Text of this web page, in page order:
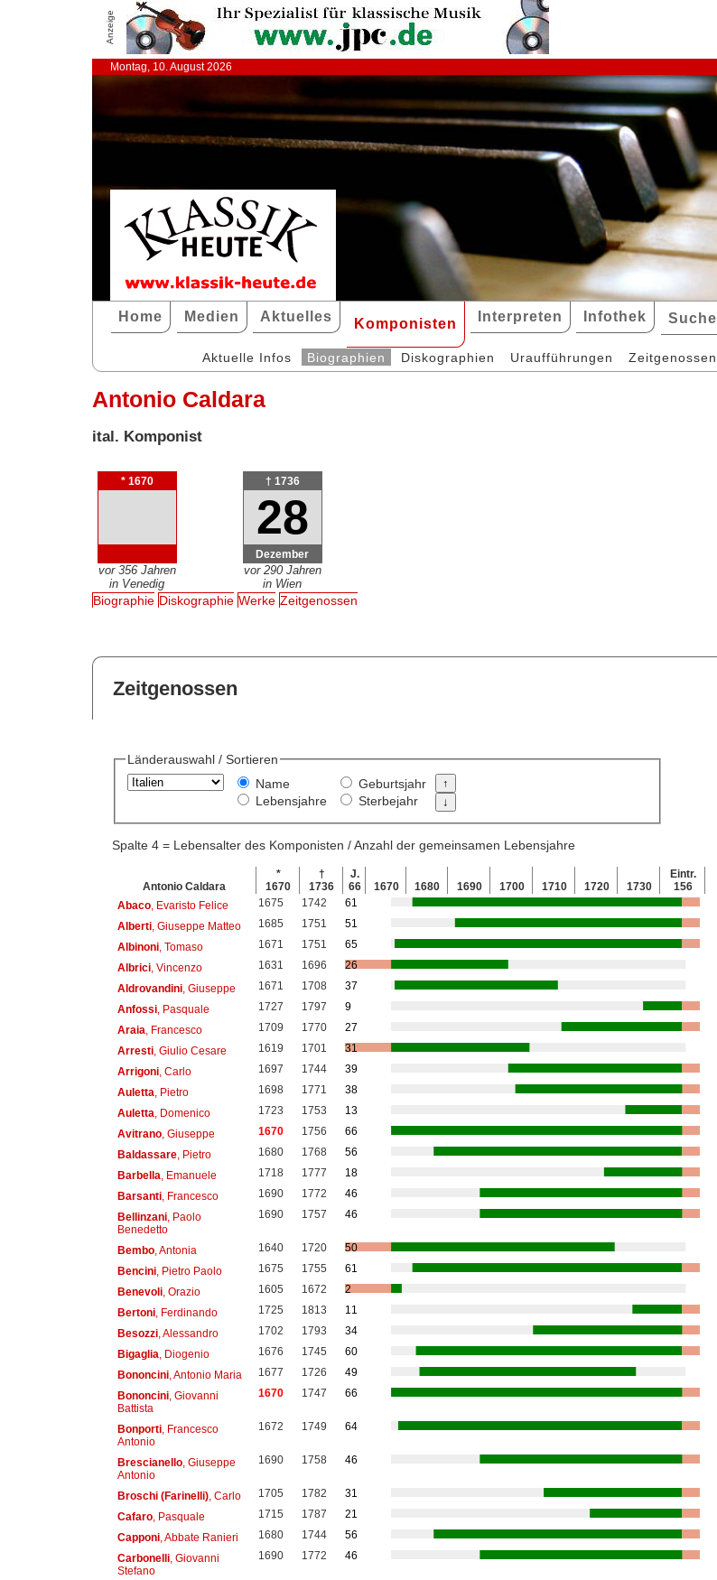
Anzeige
Montag, 10. August 2026
Home Medien Aktuelles Komponisten Interpreten Infothek Suche
Aktuelle Infos Biographien Diskographien Uraufführungen Zeitgenossen
Antonio Caldara
ital. Komponist
* 1670
vor 356 Jahren
in Venedig
† 1736
28
Dezember
vor 290 Jahren
in Wien
Biographie Diskographie Werke Zeitgenossen
Zeitgenossen
Länderauswahl / Sortieren
Name
Lebensjahre
Geburtsjahr
Sterbejahr
Spalte 4 = Lebensalter des Komponisten / Anzahl der gemeinsamen Lebensjahre
Antonio Caldara
*
1670
†
1736
J.
66
1670 1680 1690 1700 1710 1720 1730
Eintr.
156
Abaco, Evaristo Felice 1675 1742
61
Alberti, Giuseppe Matteo 1685 1751
51
Albinoni, Tomaso 1671 1751
65
Albrici, Vincenzo 1631 1696
26
Aldrovandini, Giuseppe 1671 1708
37
Anfossi, Pasquale 1727 1797
9
Araia , Francesco 1709 1770
27
Arresti, Giulio Cesare 1619 1701
31
Arrigoni, Carlo 1697 1744
39
Auletta , Pietro 1698 1771
38
Auletta , Domenico 1723 1753
13
Avitrano, Giuseppe 1670 1756
66
Baldassare, Pietro 1680 1768
56
Barbella , Emanuele 1718 1777
18
Barsanti, Francesco 1690 1772
46
Bellinzani, Paolo
Benedetto
1690 1757 46
Bembo, Antonia 1640 1720
50
Bencini, Pietro Paolo 1675 1755
61
Benevoli, Orazio 1605 1672
2
Bertoni, Ferdinando 1725 1813
11
Besozzi, Alessandro 1702 1793
34
Bigaglia , Diogenio 1676 1745
60
Bononcini, Antonio Maria 1677 1726
49
Bononcini, Giovanni
Battista
1670 1747 66
Bonporti, Francesco
Antonio
1672 1749 64
Brescianello, Giuseppe
Antonio
1690 1758 46
Broschi (Farinelli), Carlo 1705 1782
31
Cafaro, Pasquale 1715 1787
21
Capponi, Abbate Ranieri 1680 1744
56
Carbonelli, Giovanni
Stefano
1690 1772 46